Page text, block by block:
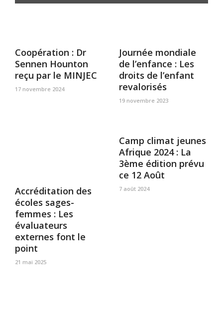
Coopération : Dr
Sennen Hounton
reçu par le MINJEC
17 novembre 2024
Journée mondiale
de l’enfance : Les
droits de l’enfant
revalorisés
19 novembre 2023
Accréditation des
écoles sages-
femmes : Les
évaluateurs
externes font le
point
21 mai 2025
Camp climat jeunes
Afrique 2024 : La
3ème édition prévu
ce 12 Août
7 août 2024